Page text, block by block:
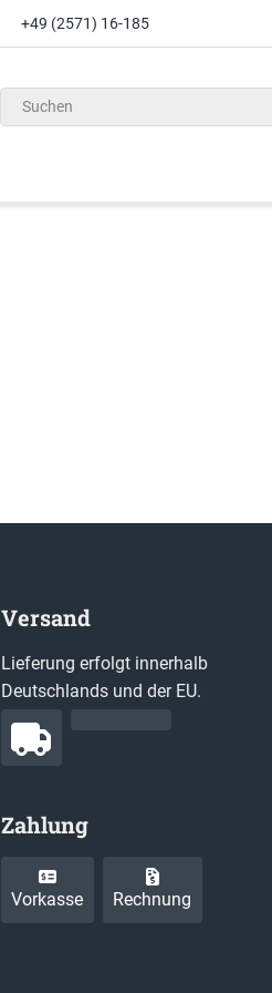
+49 (2571) 16-185
Versand
Lieferung erfolgt innerhalb
Deutschlands und der EU.
Zahlung
Vorkasse Rechnung